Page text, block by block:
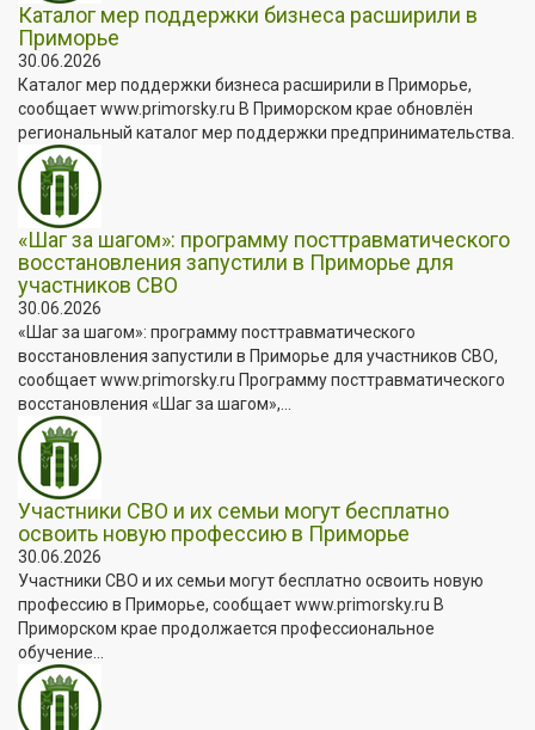
Каталог мер поддержки бизнеса расширили в
Приморье
30.06.2026
Каталог мер поддержки бизнеса расширили в Приморье,
сообщает www.primorsky.ru В Приморском крае обновлён
региональный каталог мер поддержки предпринимательства.
«Шаг за шагом»: программу посттравматического
восстановления запустили в Приморье для
участников СВО
30.06.2026
«Шаг за шагом»: программу посттравматического
восстановления запустили в Приморье для участников СВО,
сообщает www.primorsky.ru Программу посттравматического
восстановления «Шаг за шагом»,...
Участники СВО и их семьи могут бесплатно
освоить новую профессию в Приморье
30.06.2026
Участники СВО и их семьи могут бесплатно освоить новую
профессию в Приморье, сообщает www.primorsky.ru В
Приморском крае продолжается профессиональное
обучение...